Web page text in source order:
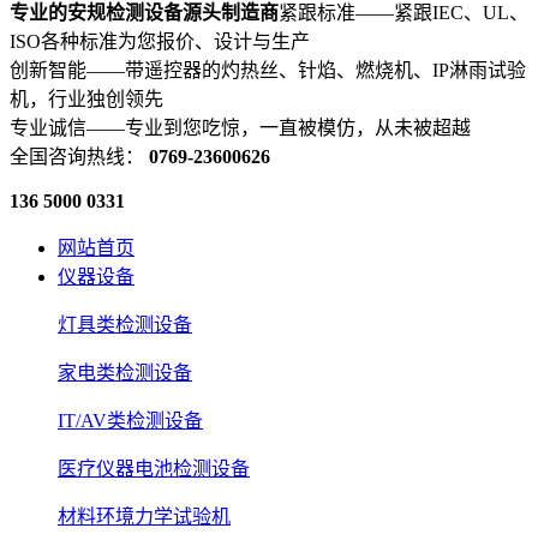
专业的安规检测设备源头制造商紧跟标准——紧跟IEC、UL、
ISO各种标准为您报价、设计与生产
创新智能——带遥控器的灼热丝、针焰、燃烧机、IP淋雨试验
机，行业独创领先
专业诚信——专业到您吃惊，一直被模仿，从未被超越
全国咨询热线： 0769-23600626
136 5000 0331
网站首页
仪器设备
灯具类检测设备
家电类检测设备
IT/AV类检测设备
医疗仪器电池检测设备
材料环境力学试验机